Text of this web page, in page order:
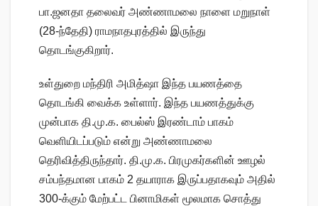
பா.ஜனதா தலைவர் அண்ணாமலை நாளை மறுநாள்
(28-ந்தேதி) ராமநாதபுரத்தில் இருந்து
தொடங்குகிறார்.
உள்துறை மந்திரி அமித்ஷா இந்த பயணத்தை
தொடங்கி வைக்க உள்ளார். இந்த பயணத்துக்கு
முன்பாக தி.மு.க. பைல்ஸ் இரண்டாம் பாகம்
வெளியிடப்படும் என்று அண்ணாமலை
தெரிவித்திருந்தார். தி.மு.க. பிரமுகர்களின் ஊழல்
சம்பந்தமான பாகம் 2 தயாராக இருப்பதாகவும் அதில்
300-க்கும் மேற்பட்ட பினாமிகள் மூலமாக சொத்து